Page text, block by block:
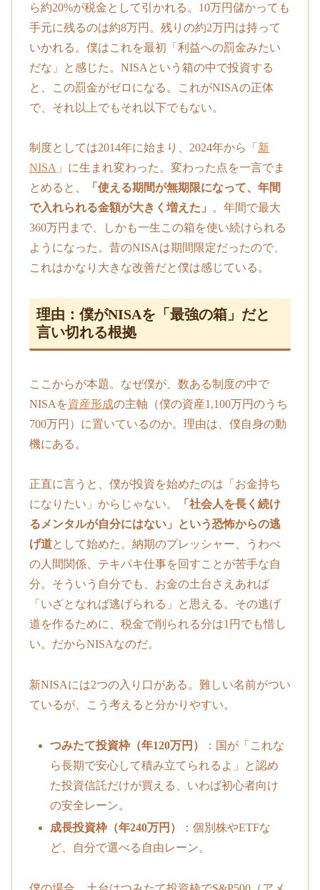
ら約20%が税金として引かれる。10万円儲かっても
手元に残るのは約8万円。残りの約2万円は持って
いかれる。僕はこれを最初「利益への罰金みたい
だな」と感じた。NISAという箱の中で投資する
と、この罰金がゼロになる。これがNISAの正体
で、それ以上でもそれ以下でもない。
制度としては2014年に始まり、2024年から「 新
NISA 」に生まれ変わった。変わった点を一言でま
とめると、
「使える期間が無期限になって、年間
で入れられる金額が大きく増えた」 。年間で最大
360万円まで、しかも一生この箱を使い続けられる
ようになった。昔のNISAは期間限定だったので、
これはかなり大きな改善だと僕は感じている。
理由：僕がNISAを「最強の箱」だと
言い切れる根拠
ここからが本題。なぜ僕が、数ある制度の中で
NISAを資産形成の主軸（僕の資産1,100万円のうち
700万円）に置いているのか。理由は、僕自身の動
機にある。
正直に言うと、僕が投資を始めたのは「お金持ち
になりたい」からじゃない。
「社会人を長く続け
るメンタルが自分にはない」という恐怖からの逃
げ道として始めた。納期のプレッシャー、うわべ
の人間関係、テキパキ仕事を回すことが苦手な自
分。そういう自分でも、お金の土台さえあれば
「いざとなれば逃げられる」と思える。その逃げ
道を作るために、税金で削られる分は1円でも惜し
い。だからNISAなのだ。
新NISAには2つの入り口がある。難しい名前がつい
ているが、こう考えると分かりやすい。
つみたて投資枠（年120万円）
：国が「これな
ら長期で安心して積み立てられるよ」と認め
た投資信託だけが買える、いわば初心者向け
の安全レーン。
成長投資枠（年240万円）
：個別株やETFな
ど、自分で選べる自由レーン。